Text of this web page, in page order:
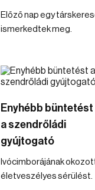
Előző nap egy
ismerkedtek meg.
Enyhébb büntetést
a szendrőládi
gyújtogató
Ivócimborájának
életveszélyes sérülést.